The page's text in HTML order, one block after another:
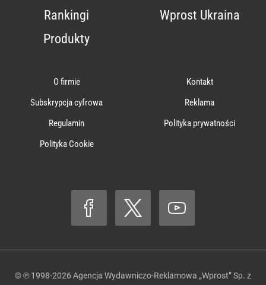
Rankingi
Wprost Ukraina
Produkty
O firmie
Kontakt
Subskrypcja cyfrowa
Reklama
Regulamin
Polityka prywatności
Polityka Cookie
© ℗ 1998-2026 Agencja Wydawniczo-Reklamowa „Wprost” Sp. z